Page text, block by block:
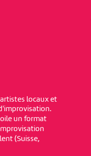
locaux et
un format
(Suisse,